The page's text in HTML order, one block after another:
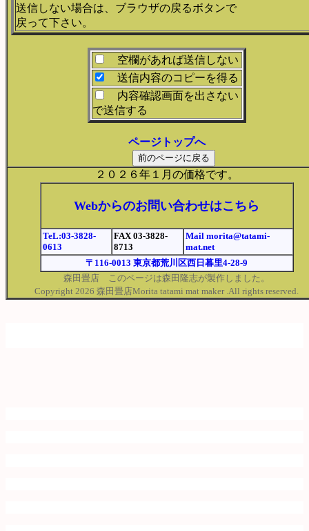
送信しない場合は、ブラウザの戻るボタンで
戻って下さい。
空欄があれば送信しない
送信内容のコピーを得る
内容確認画面を出さない
で送信する
ページトップへ
２０２６年１月の価格です。
Webからのお問い合わせはこちら
TeL:03-3828-
0613
FAX 03-3828-
8713
Mail morita@tatami-
mat.net
〒116-0013 東京都荒川区西日暮里4-28-9
森田畳店 このページは森田隆志が製作しました。
Copyright 2026 森田畳店Morita tatami mat maker .All rights reserved.